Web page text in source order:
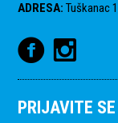
ADRESA: Tuškanac
PRIJAVITE